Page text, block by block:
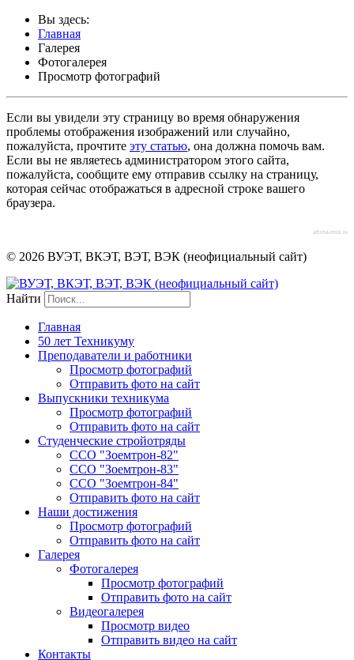
Вы здесь:
Главная
Галерея
Фотогалерея
Просмотр фотографий
Если вы увидели эту страницу во время обнаружения
проблемы отображения изображений или случайно,
пожалуйста, прочтите эту статью, она должна помочь вам.
Если вы не являетесь администратором этого сайта,
пожалуйста, сообщите ему отправив ссылку на страницу,
которая сейчас отображаться в адресной строке вашего
браузера.
afisha-msk.ru
© 2026 ВУЭТ, ВКЭТ, ВЭТ, ВЭК (неофициальный сайт)
Найти
Главная
50 лет Техникуму
Преподаватели и работники
Просмотр фотографий
Отправить фото на сайт
Выпускники техникума
Просмотр фотографий
Отправить фото на сайт
Студенческие стройотряды
ССО "Зоемтрон-82"
ССО "Зоемтрон-83"
ССО "Зоемтрон-84"
Отправить фото на сайт
Наши достижения
Просмотр фотографий
Отправить фото на сайт
Галерея
Фотогалерея
Просмотр фотографий
Отправить фото на сайт
Видеогалерея
Просмотр видео
Отправить видео на сайт
Контакты